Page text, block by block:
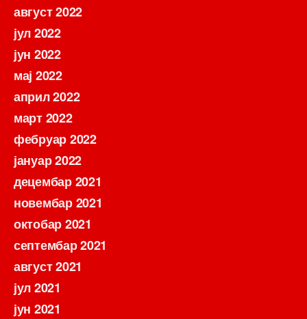
август 2022
јул 2022
јун 2022
мај 2022
април 2022
март 2022
фебруар 2022
јануар 2022
децембар 2021
новембар 2021
октобар 2021
септембар 2021
август 2021
јул 2021
јун 2021